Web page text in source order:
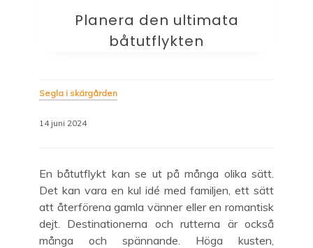
M32series.com
Planera den ultimata
båtutflykten
Segla i skärgården
14 juni 2024
En båtutflykt kan se ut på många olika sätt.
Det kan vara en kul idé med familjen, ett sätt
att återförena gamla vänner eller en romantisk
dejt. Destinationerna och rutterna är också
många och spännande. Höga kusten,